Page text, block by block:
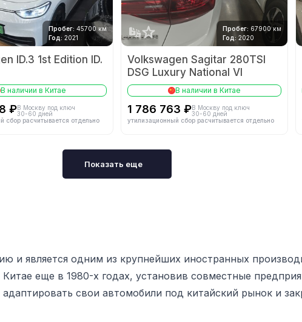
Пробег: 45700 км
Год: 2021
ID.3 1st Edition ID.
В наличии в Китае
₽В Москву под ключ
30-60 дней
сбор расчитывается отдельно
Пробег: 67900 км
Год: 2020
Volkswagen Sagitar 280TSI
DSG Luxury National VI
В наличии в Китае
1 786 763 ₽В Москву под ключ
30-60 дней
утилизационный сбор расчитывается отдельно
Показать еще
и является одним из крупнейших иностранных
еще в 1980-х годах, установив совместные
свои автомобили под китайский рынок и